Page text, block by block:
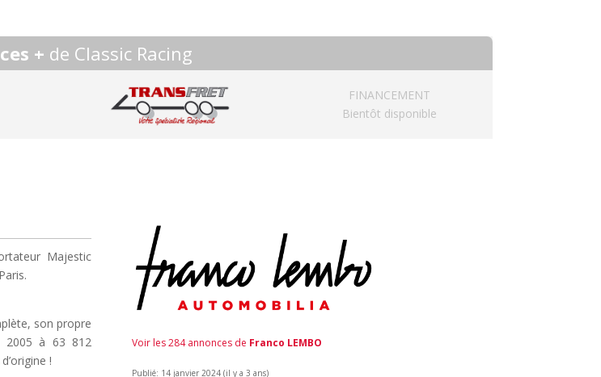
+ de Classic Racing
FINANCEMENT
Bientôt disponible
Majestic
son propre
2005 à 63 812
!
Voir les 284 annonces de Franco LEMBO
Publié: 14 janvier 2024 (il y a 3 ans)